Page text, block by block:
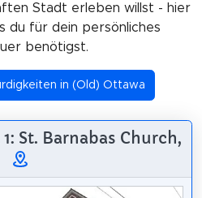
Stadt erleben willst - hier
du für dein persönliches
benötigst.
in (Old) Ottawa
St. Barnabas Church,